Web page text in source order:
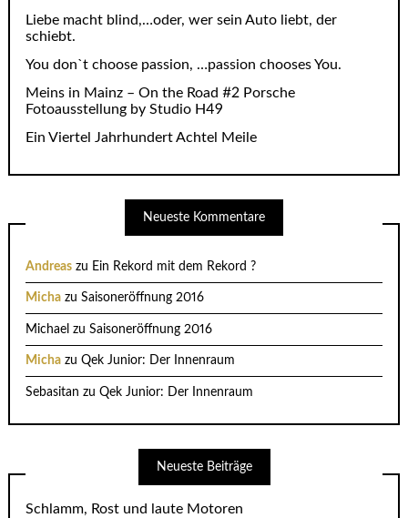
Liebe macht blind,…oder, wer sein Auto liebt, der
schiebt.
You don`t choose passion, …passion chooses You.
Meins in Mainz – On the Road #2 Porsche
Fotoausstellung by Studio H49
Ein Viertel Jahrhundert Achtel Meile
Neueste Kommentare
Andreas zu Ein Rekord mit dem Rekord ?
Micha zuSaisoneröffnung 2016
Michael zuSaisoneröffnung 2016
Micha zuQek Junior: Der Innenraum
Sebasitan zuQek Junior: Der Innenraum
Neueste Beiträge
Schlamm, Rost und laute Motoren